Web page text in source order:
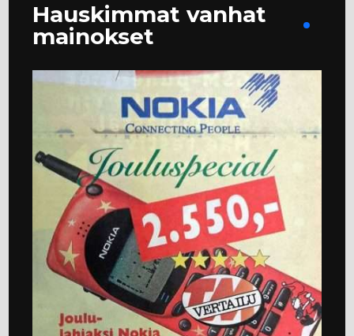
Hauskimmat vanhat
mainokset